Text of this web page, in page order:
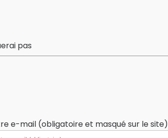
pas
e-mail (obligatoire et masqué sur le site)